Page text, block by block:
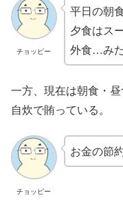
チョッピー
平日の朝
夕食はス
外食…みた
一方、現在は朝食・
自炊で賄っている。
チョッピー
お金の節